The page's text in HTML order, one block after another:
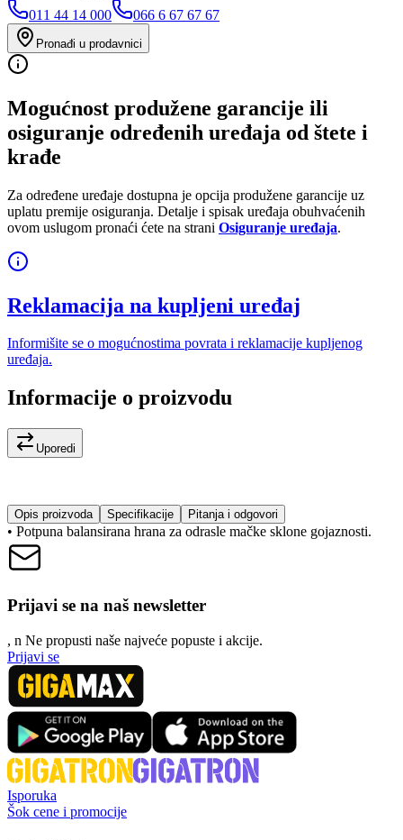
011 44 14 000
066 6 67 67 67
Pronađi u prodavnici
Mogućnost produžene garancije ili
osiguranje određenih uređaja od štete i
krađe
Za određene uređaje dostupna je opcija produžene garancije uz
uplatu premije osiguranja. Detalje i spisak uređaja obuhvaćenih
ovom uslugom pronaći ćete na strani Osiguranje uređaja.
Reklamacija na kupljeni uređaj
Informišite se o mogućnostima povrata i reklamacije kupljenog
uređaja.
Informacije o proizvodu
Uporedi
Opis proizvoda Specifikacije Pitanja i odgovori
• Potpuna balansirana hrana za odrasle mačke sklone gojaznosti.
Prijavi se na naš newsletter
, n Ne propusti naše najveće popuste i akcije.
Prijavi se
Isporuka
Šok cene i promocije